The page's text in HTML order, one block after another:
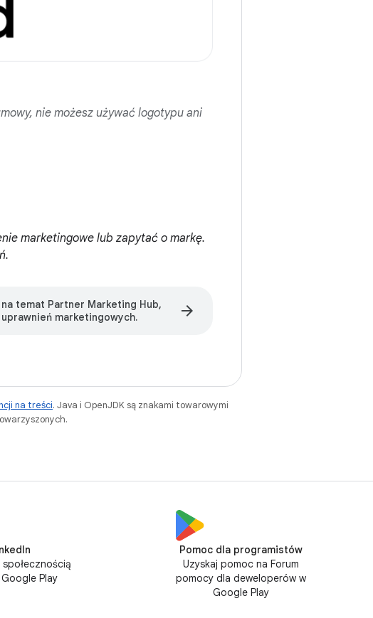
nie możesz używać logotypu ani
marketingowe lub zapytać o markę.
temat Partner Marketing Hub,
marketingowych.
arrow_forward
na treści. Java i OpenJDK są znakami towarowymi
Play
Pomoc dla programistów
Uzyskaj pomoc na Forum
pomocy dla deweloperów w
Google Play